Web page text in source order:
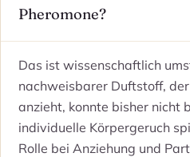
Pheromone?
Das ist wissenschaftlich
nachweisbarer Duftstoff,
anzieht, konnte bisher
individuelle Körpergeruch
Rolle bei Anziehung und